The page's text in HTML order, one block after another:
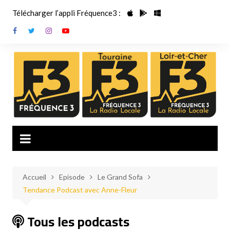
contenu
Télécharger l’appli Fréquence3 :
Accueil Episode
Le Grand Sofa
Tendance Podcast avec Anne-Fleur
Tous les podcasts